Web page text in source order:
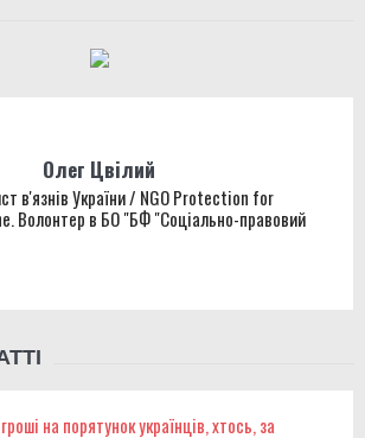
Олег Цвілий
в'язнів України / NGO Protection for
Волонтер в БО "БФ "Соціально-правовий